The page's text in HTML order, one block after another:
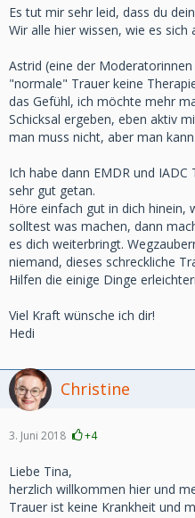
Es tut mir sehr leid, dass du
Wir alle hier wissen, wie es
Astrid (eine der
"normale" Trauer keine
das Gefühl, ich möchte mehr
Schicksal ergeben, eben aktiv
man muss nicht, aber man kann.
Ich habe dann EMDR und
sehr gut getan.
Höre einfach gut in dich hinein,
solltest was machen, dann
es dich weiterbringt.
niemand, dieses schreckliche
Hilfen die einige Dinge
Viel Kraft wünsche ich dir!
Hedi
Christine
3. Juni 2018 +4
Liebe Tina,
herzlich willkommen hier und
Trauer ist keine Krankheit und